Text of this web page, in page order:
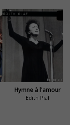
Hymne à l'amour
Edith Piaf